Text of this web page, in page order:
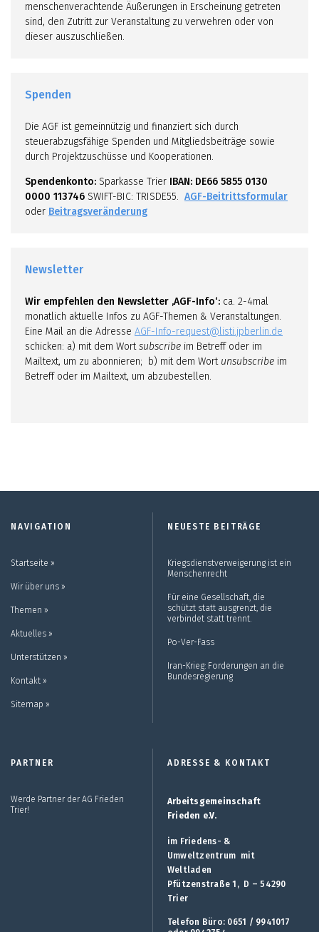
menschenverachtende Äußerungen in Erscheinung getreten
sind, den Zutritt zur Veranstaltung zu verwehren oder von
dieser auszuschließen.
Spenden
Die AGF ist gemeinnützig und finanziert sich durch
steuerabzugsfähige Spenden und Mitgliedsbeiträge sowie
durch Projektzuschüsse und Kooperationen.
Spendenkonto: Sparkasse Trier IBAN: DE66 5855 0130
0000 113746 SWIFT-BIC: TRISDE55. AGF-Beitrittsformular
oder Beitragsveränderung
Newsletter
Wir empfehlen den Newsletter ‚AGF-Info‘: ca. 2-4mal
monatlich aktuelle Infos zu AGF-Themen & Veranstaltungen.
Eine Mail an die Adresse AGF-Info-request@listi.jpberlin.de
schicken: a) mit dem Wortsubscribe im Betreff oder im
Mailtext, um zu abonnieren; b) mit dem Wort unsubscribe im
Betreff oder im Mailtext, um abzubestellen.
NAVIGATION
Startseite ››
Wir über uns ››
Themen ››
Aktuelles ››
Unterstützen ››
Kontakt ››
Sitemap ››
NEUESTE BEITRÄGE
Kriegsdienstverweigerung ist ein
Menschenrecht
Für eine Gesellschaft, die
schützt statt ausgrenzt, die
verbindet statt trennt.
Po-Ver-Fass
Iran-Krieg: Forderungen an die
Bundesregierung
PARTNER
Werde Partner der AG Frieden
Trier!
ADRESSE & KONTAKT
Arbeitsgemeinschaft
Frieden e.V.
im Friedens- &
Umweltzentrum mit
Weltladen
Pfützenstraße 1, D – 54290
Trier
Telefon Büro: 0651 / 9941017